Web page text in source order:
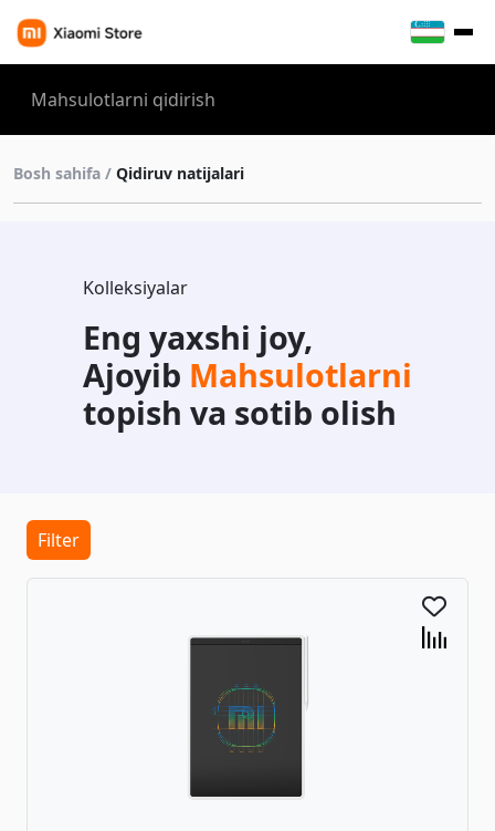
Bosh sahifa / Qidiruv natijalari
Kolleksiyalar
Eng yaxshi joy,
Ajoyib Mahsulotlarni
topish va sotib olish
Filter